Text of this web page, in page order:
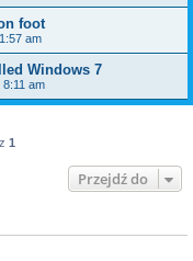
foot
am
Windows 7
am
z 1
Przejdź do